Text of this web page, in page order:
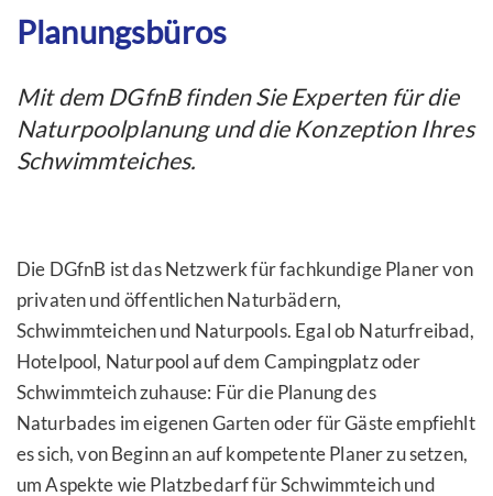
Planungsbüros
Mit dem DGfnB finden Sie Experten für die
Naturpoolplanung und die Konzeption Ihres
Schwimmteiches.
Die DGfnB ist das Netzwerk für fachkundige Planer von
privaten und öffentlichen Naturbädern,
Schwimmteichen und Naturpools. Egal ob Naturfreibad,
Hotelpool, Naturpool auf dem Campingplatz oder
Schwimmteich zuhause: Für die Planung des
Naturbades im eigenen Garten oder für Gäste empfiehlt
es sich, von Beginn an auf kompetente Planer zu setzen,
um Aspekte wie Platzbedarf für Schwimmteich und